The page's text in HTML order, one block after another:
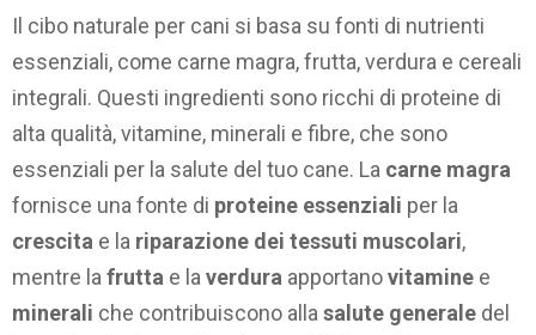
Il cibo naturale per cani si basa su fonti di nutrienti
essenziali, come carne magra, frutta, verdura e cereali
integrali. Questi ingredienti sono ricchi di proteine di
alta qualità, vitamine, minerali e fibre, che sono
essenziali per la salute del tuo cane. La carne magra
fornisce una fonte di proteine essenziali per la
crescita e la riparazione dei tessuti muscolari,
mentre la frutta e la verdura apportanovitamine e
minerali che contribuiscono alla salute generale del